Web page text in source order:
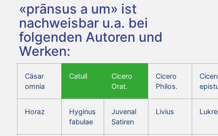
«prānsus a um» ist
nachweisbar u.a. bei
folgenden Autoren und
Werken:
Cäsar
omnia
Catull
Cicero
Orat.
Cicero
Philos.
Horaz
Hyginus
fabulae
Juvenal
Satiren
Livius